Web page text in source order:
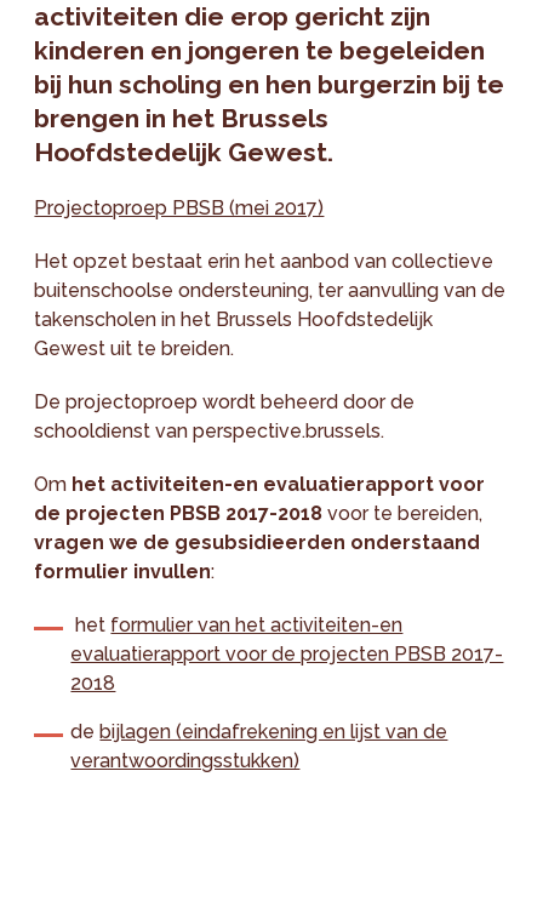
activiteiten die erop gericht zijn
kinderen en jongeren te begeleiden
bij hun scholing en hen burgerzin bij te
brengen in het Brussels
Hoofdstedelijk Gewest.
Projectoproep PBSB (mei 2017)
Het opzet bestaat erin het aanbod van collectieve
buitenschoolse ondersteuning, ter aanvulling van de
takenscholen in het Brussels Hoofdstedelijk
Gewest uit te breiden.
De projectoproep wordt beheerd door de
schooldienst van perspective.brussels.
Om het activiteiten-en evaluatierapport voor
de projecten PBSB 2017-2018 voor te bereiden,
vragen we de gesubsidieerden onderstaand
formulier invullen:
het formulier van het activiteiten-en
evaluatierapport voor de projecten PBSB 2017-
2018
de bijlagen (eindafrekening en lijst van de
verantwoordingsstukken)